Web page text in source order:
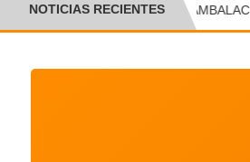
NOTICIAS RECIENTES